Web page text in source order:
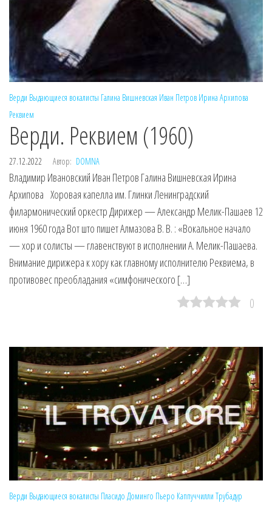
Верди Выдающиеся вокалисты Галина Вишневская Иван Петров Ирина Архипова
Реквием
Верди. Реквием (1960)
27.12.2022 Автор: DOMNA
Владимир Ивановский Иван Петров Галина Вишневская Ирина
Архипова Хоровая капелла им. Глинки Ленинградский
филармонический оркестр Дирижер — Александр Мелик-Пашаев 12
июня 1960 года Вот што пишет Алмазова В. В. : «Вокальное начало
— хор и солисты — главенствуют в исполнении А. Мелик-Пашаева.
Внимание дирижера к хору как главному исполнителю Реквиема, в
противовес преобладания «симфонического […]
0
Верди Выдающиеся вокалисты Пласидо Доминго Пьеро Каппуччилли Трубадур